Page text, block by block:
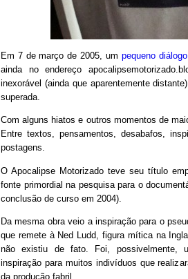
Em 7 de março de 2005, um pequeno
ainda no endereço
inexorável (ainda que aparentemente
superada.
Com alguns hiatos e outros momentos de
Entre textos, pensamentos, desabafos,
postagens.
O Apocalipse Motorizado teve seu título
fonte primordial na pesquisa para o
conclusão de curso em 2004).
Da mesma obra veio a inspiração para o
que remete à Ned Ludd, figura mítica na
não existiu de fato. Foi, possivelmente,
inspiração para muitos indivíduos que
da produção fabril.